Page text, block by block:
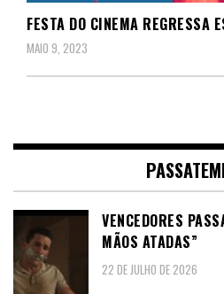
FESTA DO CINEMA REGRESSA
MAIO 9, 2023
VENCEDORES
MÃOS ATADAS”
22 DE JULHO DE 2026